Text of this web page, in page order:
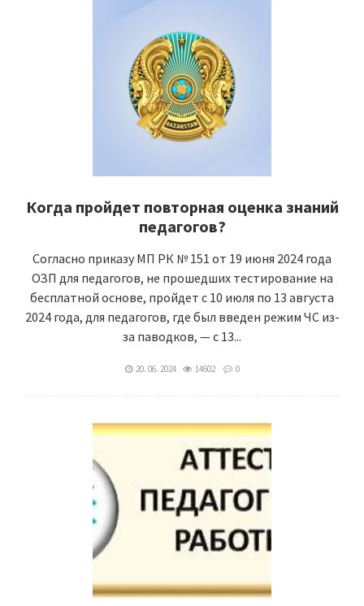
Когда пройдет повторная оценка знаний
педагогов?
Согласно приказу МП РК № 151 от 19 июня 2024 года
ОЗП для педагогов, не прошедших тестирование на
бесплатной основе, пройдет с 10 июля по 13 августа
2024 года, для педагогов, где был введен режим ЧС из-
за паводков, — с 13...
20. 06. 2024 14602 0